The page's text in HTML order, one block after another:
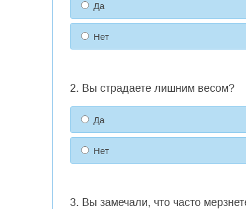
Да
Нет
2. Вы страдаете лишним весом?
Да
Нет
3. Вы замечали, что часто